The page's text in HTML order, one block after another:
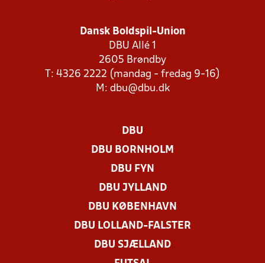
Dansk Boldspil-Union
DBU Allé 1
2605 Brøndby
T: 4326 2222 (mandag - fredag 9-16)
M: dbu@dbu.dk
DBU
DBU BORNHOLM
DBU FYN
DBU JYLLAND
DBU KØBENHAVN
DBU LOLLAND-FALSTER
DBU SJÆLLAND